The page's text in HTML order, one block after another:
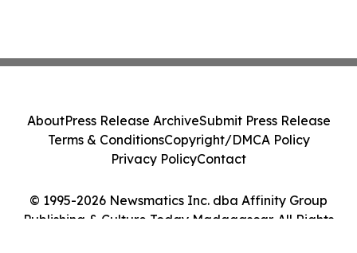
© 1995-2026 Newsmatics Inc. dba Affinity Group
Publishing & Culture Today Madagascar. All Rights
AboutPress Release ArchiveSubmit Press Release
Terms & ConditionsCopyright/DMCA Policy
Privacy PolicyContact